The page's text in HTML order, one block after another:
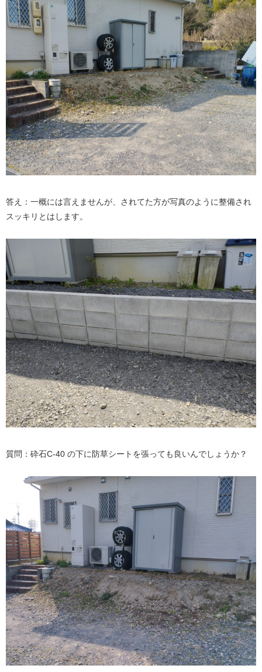
答え：一概には言えませんが、されてた方が写真のように整備され
スッキリとはします。
質問：砕石C-40 の下に防草シートを張っても良いんでしょうか？